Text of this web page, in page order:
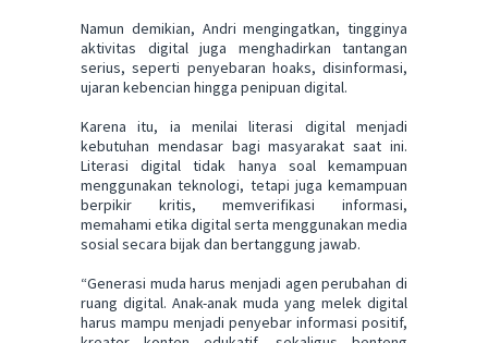
Namun demikian, Andri mengingatkan, tingginya
aktivitas digital juga menghadirkan tantangan
serius, seperti penyebaran hoaks, disinformasi,
ujaran kebencian hingga penipuan digital.
Karena itu, ia menilai literasi digital menjadi
kebutuhan mendasar bagi masyarakat saat ini.
Literasi digital tidak hanya soal kemampuan
menggunakan teknologi, tetapi juga kemampuan
berpikir kritis, memverifikasi informasi,
memahami etika digital serta menggunakan media
sosial secara bijak dan bertanggung jawab.
“Generasi muda harus menjadi agen perubahan di
ruang digital. Anak-anak muda yang melek digital
harus mampu menjadi penyebar informasi positif,